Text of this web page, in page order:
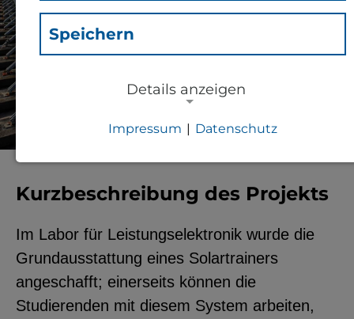
Kurzbeschreibung des Projekts
Im Labor für Leistungselektronik wurde die
Grundausstattung eines Solartrainers
angeschafft; einerseits können die
Studierenden mit diesem System arbeiten,
Speichern
Details anzeigen
Verwaltung und für die generelle
Funktionalität der Seite (immer
notwendig).
Impressum | Datenschutz